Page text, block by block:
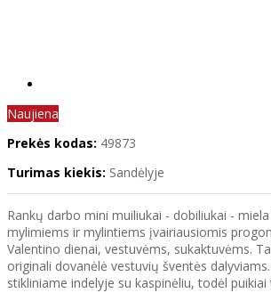
Naujiena
Prekės kodas: 49873
Turimas kiekis: Sandėlyje
Rankų darbo mini muiliukai - dobiliukai -
mylimiems ir mylintiems įvairiausiomis
Valentino dienai, vestuvėms, sukaktuvėms.
originali dovanėlė vestuvių šventės
stikliniame indelyje su kaspinėliu, todėl